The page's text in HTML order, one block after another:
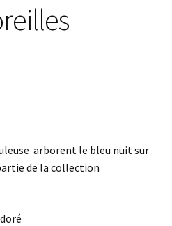
arborent le bleu nuit sur
de la collection